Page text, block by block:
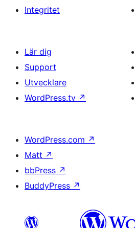
Integritet
Lär dig
Support
Utvecklare
WordPress.tv ↗
WordPress.com ↗
Matt ↗
bbPress ↗
BuddyPress ↗